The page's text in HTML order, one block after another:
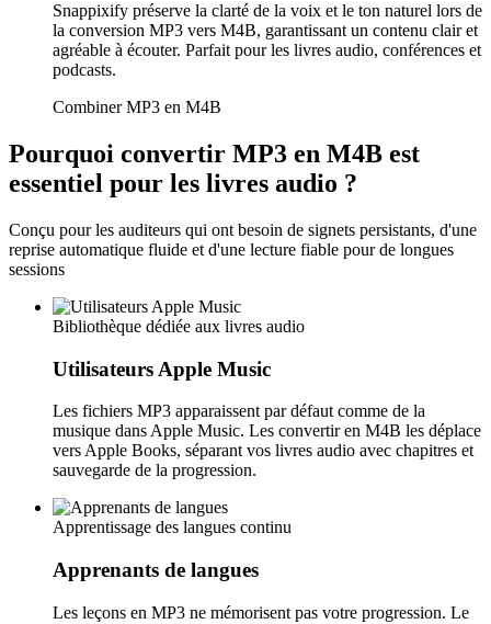
Snappixify préserve la clarté de la voix et le ton naturel lors de
la conversion MP3 vers M4B, garantissant un contenu clair et
agréable à écouter. Parfait pour les livres audio, conférences et
podcasts.
Combiner MP3 en M4B
Pourquoi convertir MP3 en M4B est
essentiel pour les livres audio ?
Conçu pour les auditeurs qui ont besoin de signets persistants, d'une
reprise automatique fluide et d'une lecture fiable pour de longues
sessions
Bibliothèque dédiée aux livres audio
Utilisateurs Apple Music
Les fichiers MP3 apparaissent par défaut comme de la
musique dans Apple Music. Les convertir en M4B les déplace
vers Apple Books, séparant vos livres audio avec chapitres et
sauvegarde de la progression.
Apprentissage des langues continu
Apprenants de langues
Les leçons en MP3 ne mémorisent pas votre progression. Le